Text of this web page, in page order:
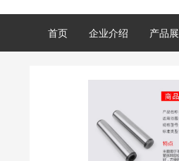
首页 企业介绍 产品